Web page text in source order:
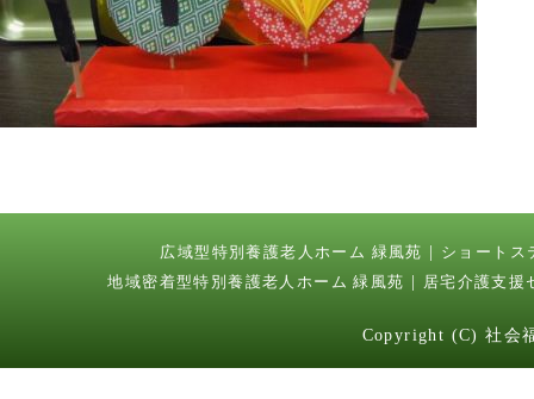
広域型特別養護老人ホーム 緑風苑
ショートス
地域密着型特別養護老人ホーム 緑風苑
居宅介護支援
Copyright (C) 社会